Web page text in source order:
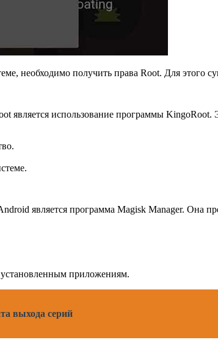
необходимо получить права Root. Для этого
использование программы KingoRoot.
является программа Magisk Manager. Она
установленным приложениям.
выхода серий